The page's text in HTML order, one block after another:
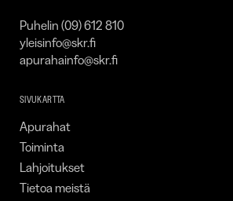
Puhelin (09) 612 810
yleisinfo@skr.fi
apurahainfo@skr.fi
SIVUKARTTA
Apurahat
Toiminta
Lahjoitukset
Tietoa meistä